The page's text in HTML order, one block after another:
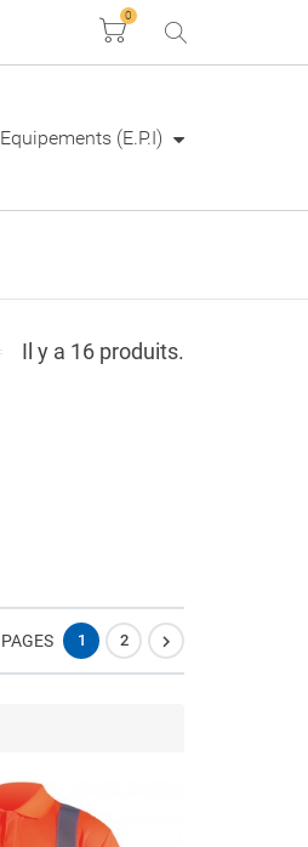
Panier
0
Equipements (E.P.I)
Il y a 16 produits.
PAGES 1 2 